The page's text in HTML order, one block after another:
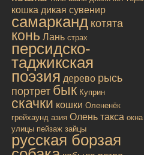
кошка дикая сувенир
самарканд котята
конь Лань страх
персидско-
таджикская
поэзия дерево рысь
портрет бык Куприн
скачки кошки Олененёк
грейхаунд азия Олень такса окна
улицы пейзаж зайцы
русская борзая